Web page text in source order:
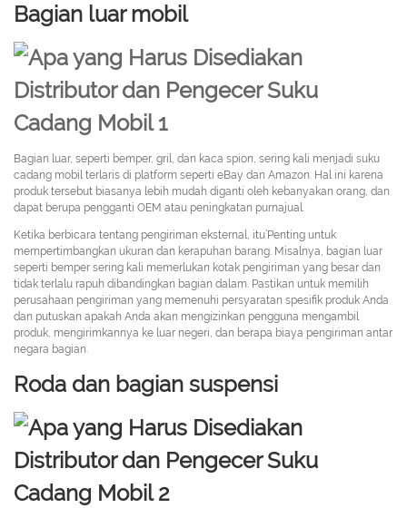
Bagian luar mobil
Bagian luar, seperti bemper, gril, dan kaca spion, sering kali menjadi suku
cadang mobil terlaris di platform seperti eBay dan Amazon. Hal ini karena
produk tersebut biasanya lebih mudah diganti oleh kebanyakan orang, dan
dapat berupa pengganti OEM atau peningkatan purnajual.
Ketika berbicara tentang pengiriman eksternal, itu’Penting untuk
mempertimbangkan ukuran dan kerapuhan barang. Misalnya, bagian luar
seperti bemper sering kali memerlukan kotak pengiriman yang besar dan
tidak terlalu rapuh dibandingkan bagian dalam. Pastikan untuk memilih
perusahaan pengiriman yang memenuhi persyaratan spesifik produk Anda
dan putuskan apakah Anda akan mengizinkan pengguna mengambil
produk, mengirimkannya ke luar negeri, dan berapa biaya pengiriman antar
negara bagian.
Roda dan bagian suspensi